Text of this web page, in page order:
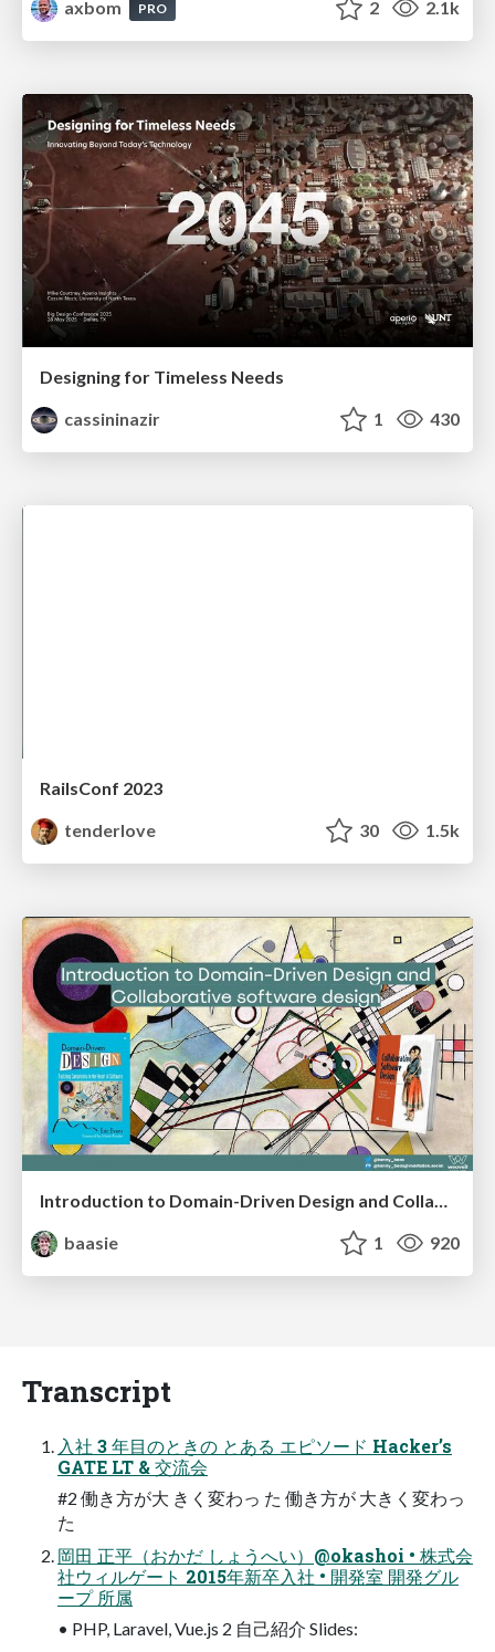
axbom
PRO 2 2.1k
Designing for Timeless Needs
cassininazir
1 430
RailsConf 2023
tenderlove
30 1.5k
baasie
1 920
Transcript
入社 3 年目のときの とある エピソード Hacker’s
GATE LT & 交流会
#2 働き方が大 きく変わっ た 働き方が 大きく変わっ
た
岡田 正平（おかだ しょうへい）@okashoi • 株式会
社ウィルゲート 2015年新卒入社 • 開発室 開発グル
ープ 所属
• PHP, Laravel, Vue.js 2 自己紹介 Slides: